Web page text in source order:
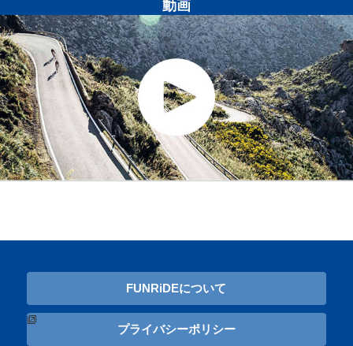
動画
FUNRiDEについて
プライバシーポリシー